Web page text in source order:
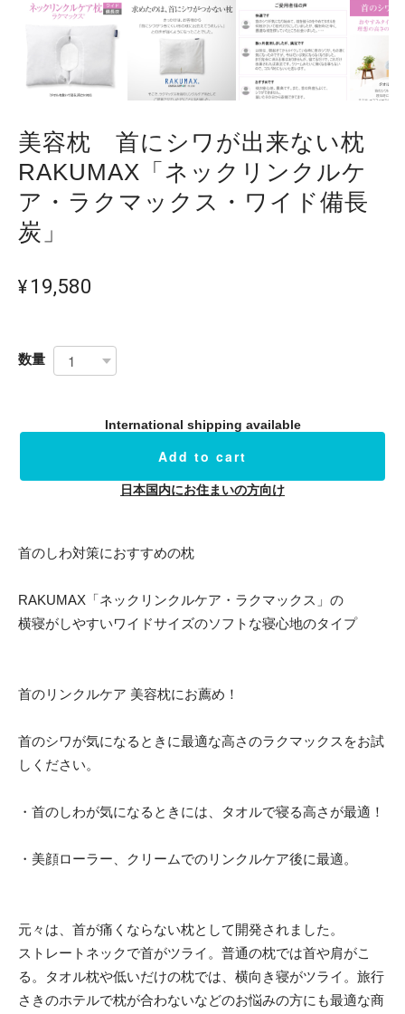
美容枕 首にシワが出来ない枕
RAKUMAX「ネックリンクルケ
ア・ラクマックス・ワイド備長
炭」
¥19,580
数量
International shipping available
Add to cart
日本国内にお住まいの方向け
首のしわ対策におすすめの枕
RAKUMAX「ネックリンクルケア・ラクマックス」の
横寝がしやすいワイドサイズのソフトな寝心地のタイプ
首のリンクルケア 美容枕にお薦め！
首のシワが気になるときに最適な高さのラクマックスをお試
しください。
・首のしわが気になるときには、タオルで寝る高さが最適！
・美顔ローラー、クリームでのリンクルケア後に最適。
元々は、首が痛くならない枕として開発されました。
ストレートネックで首がツライ。普通の枕では首や肩がこ
る。タオル枕や低いだけの枕では、横向き寝がツライ。旅行
さきのホテルで枕が合わないなどのお悩みの方にも最適な商